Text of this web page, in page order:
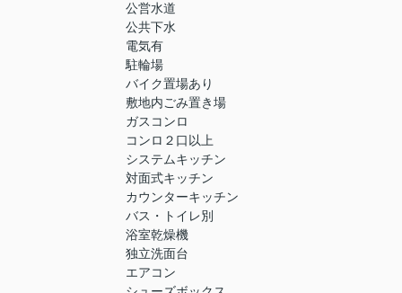
公営水道
公共下水
電気有
駐輪場
バイク置場あり
敷地内ごみ置き場
ガスコンロ
コンロ２口以上
システムキッチン
対面式キッチン
カウンターキッチン
バス・トイレ別
浴室乾燥機
独立洗面台
エアコン